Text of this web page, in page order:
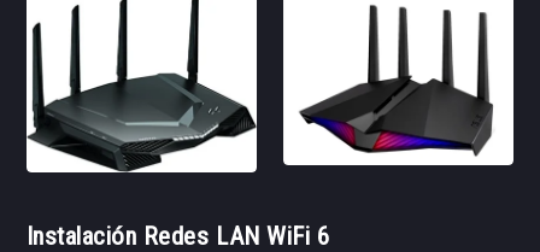
Instalación Redes LAN WiFi 6